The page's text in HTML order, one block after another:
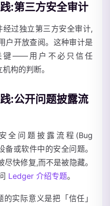
:第三方安全审计
过独立第三方安全审计,
户开放查阅。这种审计是
键——用户不必只信任
构的判断。
:公开问题披露流
全问题披露流程(Bug
或软件中的安全问题。
快修复,而不是被隐藏。
Ledger 介绍专题。
实际意义是把「信任」